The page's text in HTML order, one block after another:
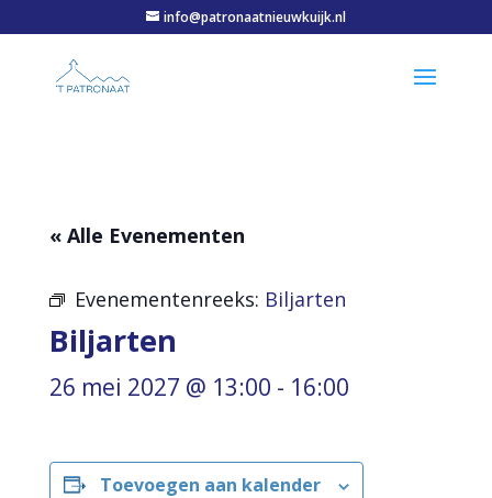
info@patronaatnieuwkuijk.nl
« Alle Evenementen
Evenementenreeks: Biljarten
Biljarten
26 mei 2027 @ 13:00 - 16:00
Toevoegen aan kalender